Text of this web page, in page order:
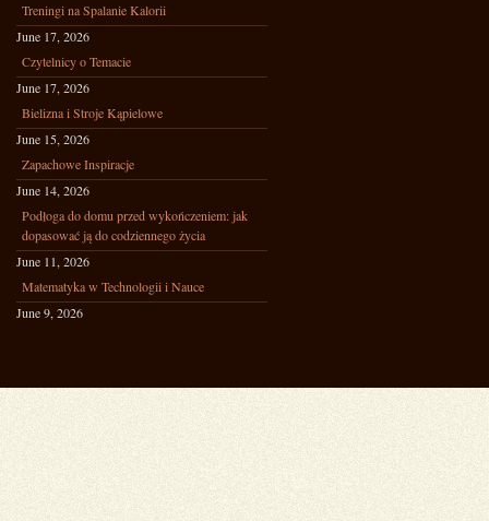
Treningi na Spalanie Kalorii
June 17, 2026
Czytelnicy o Temacie
June 17, 2026
Bielizna i Stroje Kąpielowe
June 15, 2026
Zapachowe Inspiracje
June 14, 2026
Podłoga do domu przed wykończeniem: jak
dopasować ją do codziennego życia
June 11, 2026
Matematyka w Technologii i Nauce
June 9, 2026